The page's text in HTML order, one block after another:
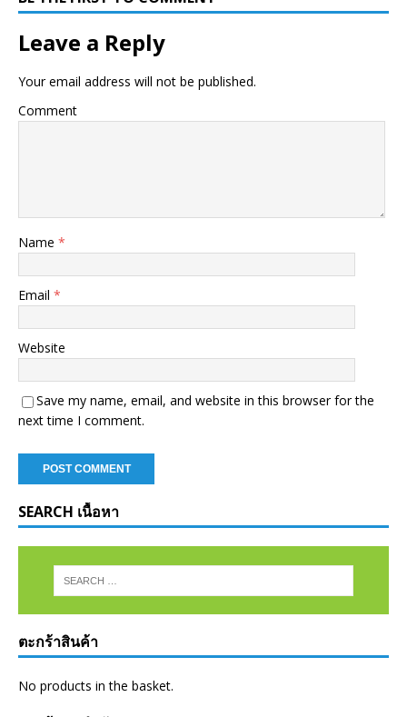
Leave a Reply
Your email address will not be published.
Comment
Name *
Email *
Website
Save my name, email, and website in this browser for the
next time I comment.
SEARCH เนื้อหา
ตะกร้าสินค้า
No products in the basket.